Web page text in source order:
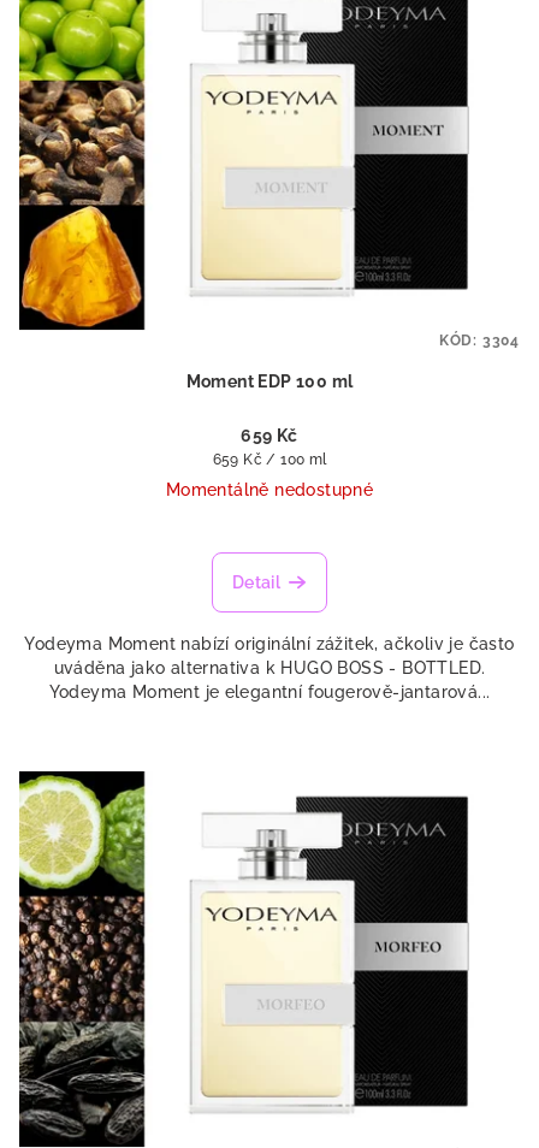
Moment EDP 100 ml
659 Kč
Měrná
cena:
659 Kč / 100 ml
Momentálně nedostupné
Detail
Yodeyma Moment nabízí originální zážitek, ačkoliv je často
uváděna jako alternativa k HUGO BOSS - BOTTLED.
Yodeyma Moment je elegantní fougerově-jantarová...
KÓD: 3304